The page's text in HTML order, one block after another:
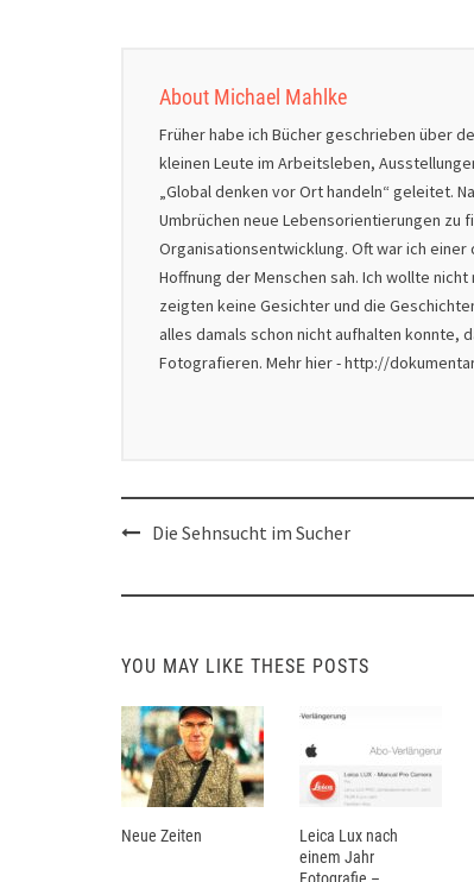
About Michael Mahlke
Früher habe ich Bücher geschrieben über
kleinen Leute im Arbeitsleben,
„Global denken vor Ort handeln“ geleitet.
Umbrüchen neue Lebensorientierungen zu
Organisationsentwicklung. Oft war ich
Hoffnung der Menschen sah. Ich wollte
zeigten keine Gesichter und die
alles damals schon nicht aufhalten konnte,
Fotografieren. Mehr hier - http://
PostDie Sehnsucht im Sucher
YOU MAY LIKE THESE POSTS
Neue Zeiten
Leica Lux nach
einem Jahr